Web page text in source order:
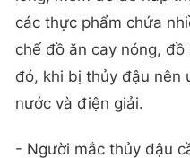
các thực phẩm chứa
chế đồ ăn cay nóng,
đó, khi bị thủy đậu nên
nước và điện giải.
- Người mắc thủy đậu